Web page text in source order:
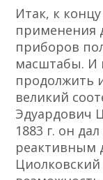
Итак, к
применения
приборов
масштабы. И
продолжить
великий
Эдуардович
1883 г. он
реактивным